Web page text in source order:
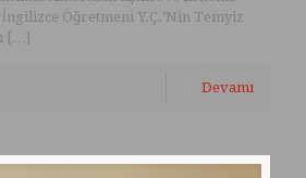
İngilizce Öğretmeni Y.Ç.’Nin Temyiz
[…]
Devamı